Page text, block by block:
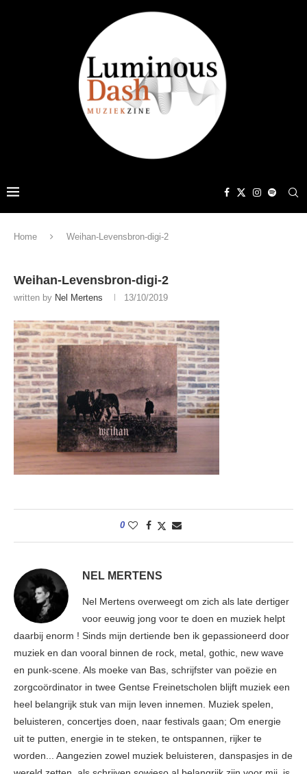
Home Weihan-Levensbron-digi-2
Weihan-Levensbron-digi-2
written by Nel Mertens 13/10/2019
0
NEL MERTENS
Nel Mertens overweegt om zich als late dertiger
voor eeuwig jong voor te doen en muziek helpt
daarbij enorm ! Sinds mijn dertiende ben ik gepassioneerd door
muziek en dan vooral binnen de rock, metal, gothic, new wave
en punk-scene. Als moeke van Bas, schrijfster van poëzie en
zorgcoördinator in twee Gentse Freinetscholen blijft muziek een
heel belangrijk stuk van mijn leven innemen. Muziek spelen,
beluisteren, concertjes doen, naar festivals gaan; Om energie
uit te putten, energie in te steken, te ontspannen, rijker te
worden... Aangezien zowel muziek beluisteren, danspasjes in de